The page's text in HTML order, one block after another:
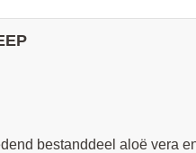
bestanddeel aloë vera